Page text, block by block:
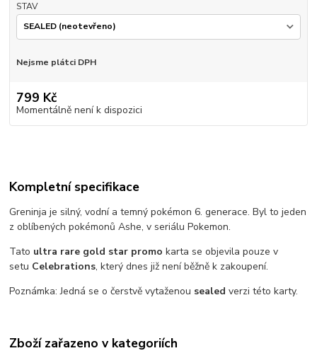
STAV
Nejsme plátci DPH
799 Kč
Momentálně není k dispozici
Kompletní specifikace
Greninja je silný, vodní a temný pokémon 6. generace. Byl to jeden
z oblíbených pokémonů Ashe, v seriálu Pokemon.
Tato ultra rare gold star promo karta se objevila pouze v
setu Celebrations, který dnes již není běžně k zakoupení.
Poznámka: Jedná se o čerstvě vytaženou sealed verzi této karty.
Zboží zařazeno v kategoriích